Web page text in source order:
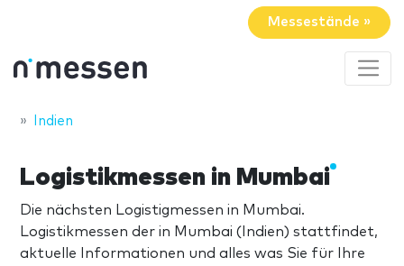
Messestände »
Indien
Logistikmessen in Mumbai
Die nächsten Logistigmessen in Mumbai.
Logistikmessen der in Mumbai (Indien) stattfindet,
aktuelle Informationen und alles was Sie für Ihre